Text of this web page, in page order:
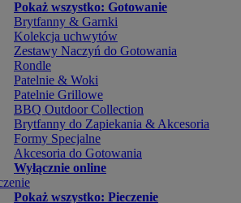
Pokaż wszystko: Gotowanie
Brytfanny & Garnki
Kolekcja uchwytów
Zestawy Naczyń do Gotowania
Rondle
Patelnie & Woki
Patelnie Grillowe
BBQ Outdoor Collection
Brytfanny do Zapiekania & Akcesoria
Formy Specjalne
Akcesoria do Gotowania
Wyłącznie online
Pokaż wszystko: Pieczenie